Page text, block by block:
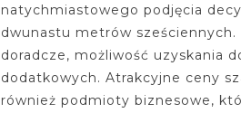
natychmiastowego podjęcia
dwunastu metrów
doradcze, możliwość uzyskania
dodatkowych. Atrakcyjne ceny
również podmioty biznesowe,